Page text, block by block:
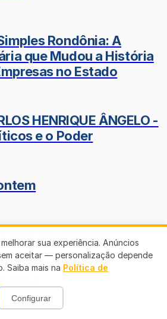
Rondônia: A
que Mudou a História
no Estado
HENRIQUE ÂNGELO -
e o Poder
sua experiência. Anúncios
aceitar — personalização depende
Saiba mais na Política de
Configurar